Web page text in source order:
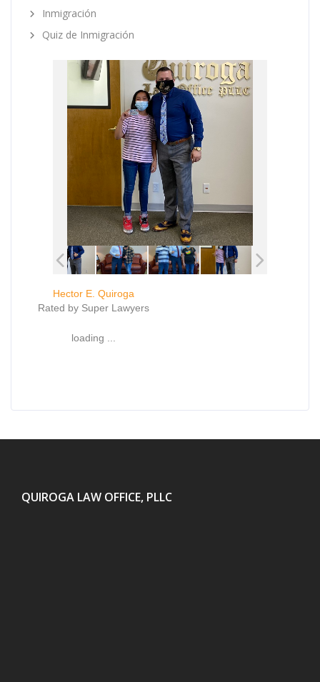
Inmigración
Quiz de Inmigración
Hector E. Quiroga
Rated by Super Lawyers
loading ...
QUIROGA LAW OFFICE, PLLC